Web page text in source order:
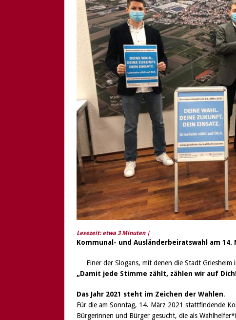
[ 6. August 2026 ] Die
Lesezeit: etwa 3 Minuten |
Kommunal- und Ausländerbeiratswahl am 14.
Einer der Slogans, mit denen die Stadt
„Damit jede Stimme zählt, zählen wir auf
Das Jahr 2021 steht im Zeichen der Wahlen.
Für die am Sonntag, 14. März 2021 stattfindende
Bürgerinnen und Bürger gesucht, die als